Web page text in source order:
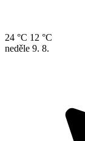
24 °C 12 °C
neděle 9. 8.